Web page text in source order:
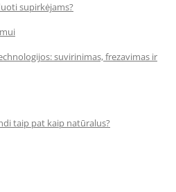
supirkėjams?
suvirinimas, frezavimas ir
taip pat kaip natūralus?